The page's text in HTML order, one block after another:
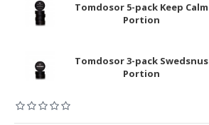
Tomdosor 5-pack Keep Calm
Portion
Tomdosor 3-pack Swedsnus
Portion